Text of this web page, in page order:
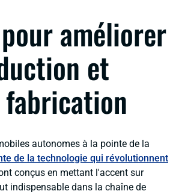
améliorer
et
autonomes à la pointe de la
de la technologie qui révolutionnent
conçus en mettant l'accent sur
indispensable dans la chaîne de